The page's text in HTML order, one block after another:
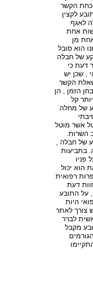
הקשר
לקצין
לאגף
אחת
מן
הוא סובל
של חבלה
דעת כי
, שכן יש
הקשר
הזמן , הן
קל
של מחלה
אשר מוטל
השרות.
של חבלה ,
בתביעות
פניו
הוא יכול
רפואית
דעת
על התובע
היות
צורך לאתר
לברר
מקבל